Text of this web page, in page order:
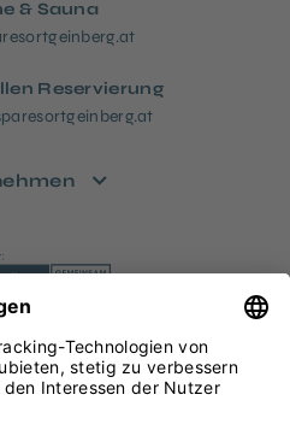
& Sauna
Reservierung